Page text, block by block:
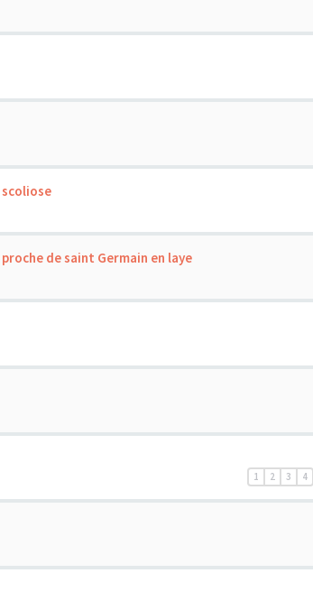
de saint Germain en laye
1 2 3 4